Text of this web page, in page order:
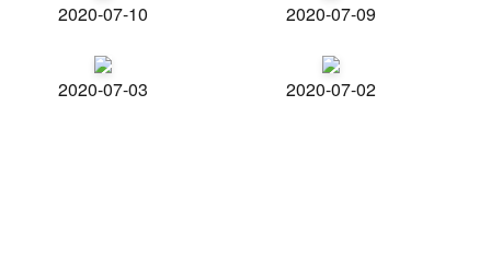
2020-07-10 2020-07-09
2020-07-03 2020-07-02